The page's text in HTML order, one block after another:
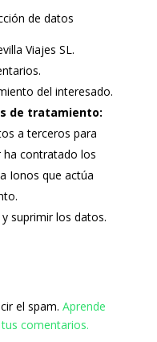
de datos
Viajes SL.
del interesado.
de tratamiento:
a terceros para
ha contratado los
Ionos que actúa
suprimir los datos.
el spam. Aprende
comentarios.